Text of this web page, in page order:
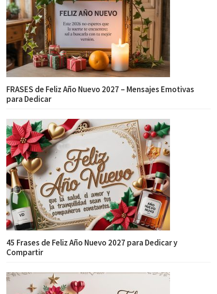
FRASES de Feliz Año Nuevo 2027 – Mensajes Emotivas
para Dedicar
45 Frases de Feliz Año Nuevo 2027 para Dedicar y
Compartir